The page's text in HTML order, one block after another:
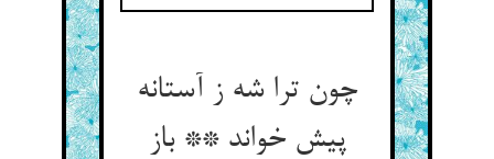
چون ترا شه ز آستانه
پیش خواند ** باز